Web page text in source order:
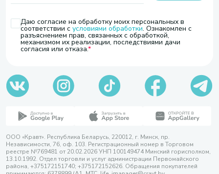
Даю согласие на обработку моих персональных в
соответствии с условиями обработки. Ознакомлен с
разъяснением прав, связанных с обработкой,
механизмом их реализации, последствиями дачи
согласия или отказа.
ООО «Кравт». Республика Беларусь, 220012, г. Минск, пр.
Независимости, 76, оф. 103. Регистрационный номер в Торговом
реестре №769481 от 20.02.2026 УНП 100149474 Минский горисполком,
13.10.1992. Отдел торговли и услуг администрации Первомайского
района, +375172151740; +375172152626. Обращения покупателей